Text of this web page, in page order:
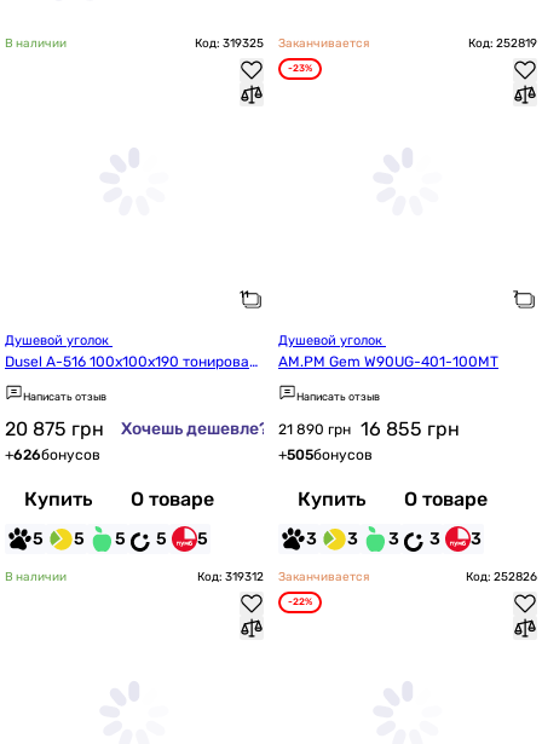
В наличии Код: 319325
Dusel A-516 100x100x190 тонирован
ное 551612
Написать отзыв
20 875 грн Хочешь дешевле?
+626бонусов
Купить О товаре
5 5 5 5 5
Заканчивается Код: 252819
-23%
AM.PM Gem W90UG-401-100MT
Написать отзыв
21 890 грн 16 855 грн
+505бонусов
Купить О товаре
3 3 3 3 3
В наличии Код: 319312 Заканчивается Код: 252826
-22%